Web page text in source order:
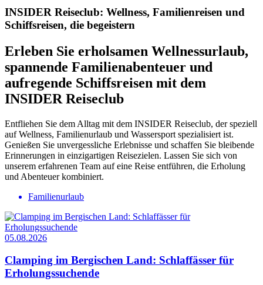
INSIDER Reiseclub: Wellness, Familienreisen und
Schiffsreisen, die begeistern
Erleben Sie erholsamen Wellnessurlaub,
spannende Familienabenteuer und
aufregende Schiffsreisen mit dem
INSIDER Reiseclub
Entfliehen Sie dem Alltag mit dem INSIDER Reiseclub, der speziell
auf Wellness, Familienurlaub und Wassersport spezialisiert ist.
Genießen Sie unvergessliche Erlebnisse und schaffen Sie bleibende
Erinnerungen in einzigartigen Reisezielen. Lassen Sie sich von
unserem erfahrenen Team auf eine Reise entführen, die Erholung
und Abenteuer kombiniert.
Familienurlaub
05.08.2026
Clamping im Bergischen Land: Schlaffässer für
Erholungssuchende